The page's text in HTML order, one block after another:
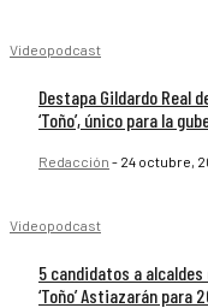
Videopodcast
Destapa Gildardo Real
‘Toño’, único para la
Redacción - 24 octubre,
Videopodcast
5 candidatos a alcaldes
‘Toño’ Astiazarán para